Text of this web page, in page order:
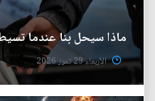
ماذا سيحل بنا عندما
الأربعاء 29 تموز 2026